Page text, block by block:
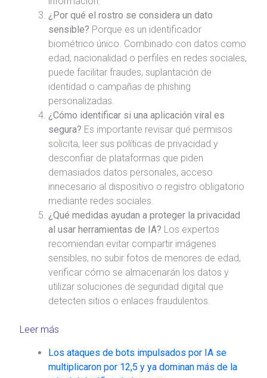
¿Por qué el rostro se considera un dato
sensible? Porque es un identificador
biométrico único. Combinado con datos como
edad, nacionalidad o perfiles en redes sociales,
puede facilitar fraudes, suplantación de
identidad o campañas de phishing
personalizadas.
¿Cómo identificar si una aplicación viral es
segura? Es importante revisar qué permisos
solicita, leer sus políticas de privacidad y
desconfiar de plataformas que piden
demasiados datos personales, acceso
innecesario al dispositivo o registro obligatorio
mediante redes sociales.
¿Qué medidas ayudan a proteger la privacidad
al usar herramientas de IA? Los expertos
recomiendan evitar compartir imágenes
sensibles, no subir fotos de menores de edad,
verificar cómo se almacenarán los datos y
utilizar soluciones de seguridad digital que
detecten sitios o enlaces fraudulentos.
Leer más
Los ataques de bots impulsados por IA se
multiplicaron por 12,5 y ya dominan más de la